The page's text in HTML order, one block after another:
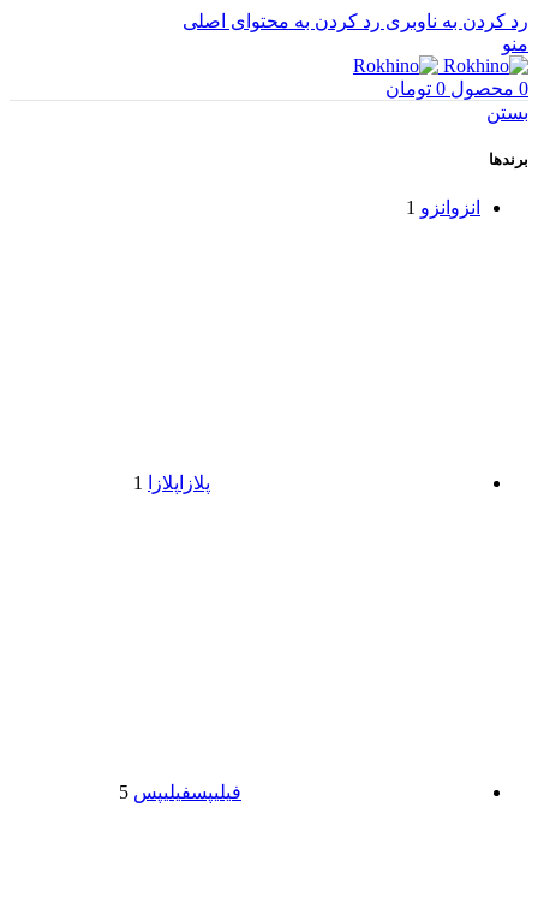
رد کردن به ناوبری رد کردن به محتوای اصلی
منو
0 محصول 0 تومان
بستن
برندها
انزو انزو 1
پلازا پلازا 1
فیلیپسفیلیپس 5